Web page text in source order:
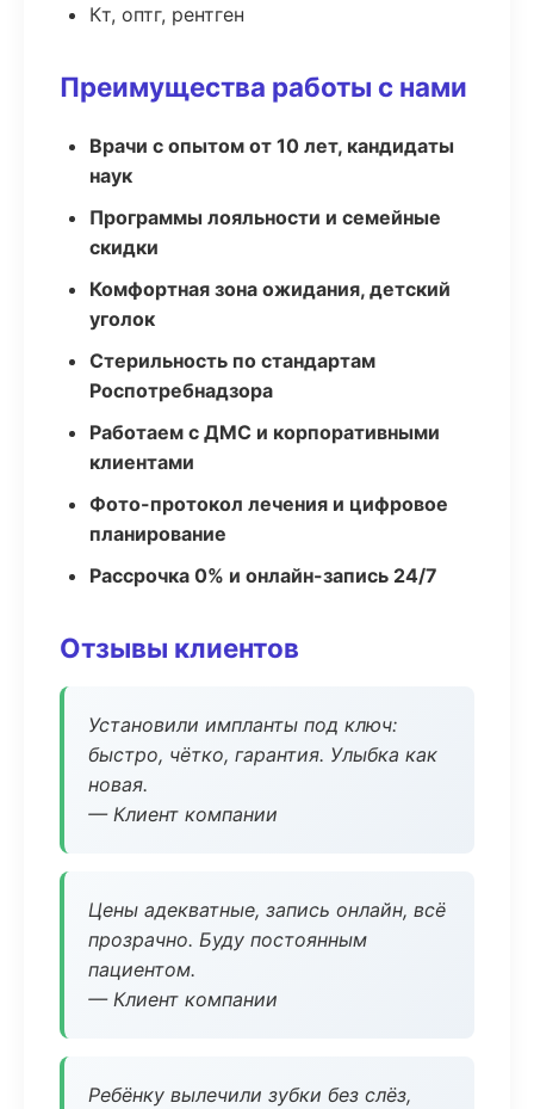
Кт, оптг, рентген
Преимущества работы с нами
Врачи с опытом от 10 лет, кандидаты
наук
Программы лояльности и семейные
скидки
Комфортная зона ожидания, детский
уголок
Стерильность по стандартам
Роспотребнадзора
Работаем с ДМС и корпоративными
клиентами
Фото-протокол лечения и цифровое
планирование
Рассрочка 0% и онлайн-запись 24/7
Отзывы клиентов
Установили импланты под ключ:
быстро, чётко, гарантия. Улыбка как
новая.
— Клиент компании
Цены адекватные, запись онлайн, всё
прозрачно. Буду постоянным
пациентом.
— Клиент компании
Ребёнку вылечили зубки без слёз,